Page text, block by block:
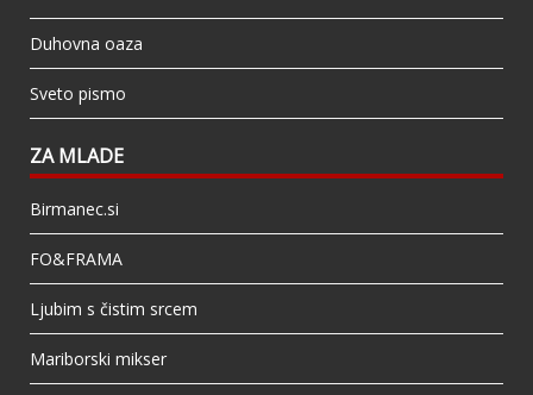
Duhovna oaza
Sveto pismo
ZA MLADE
Birmanec.si
FO&FRAMA
Ljubim s čistim srcem
Mariborski mikser